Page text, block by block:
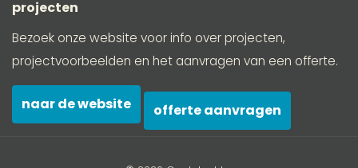
projecten
Bezoek onze website voor info over projecten,
projectvoorbeelden en het aanvragen van een offerte.
naar de website offerte aanvragen